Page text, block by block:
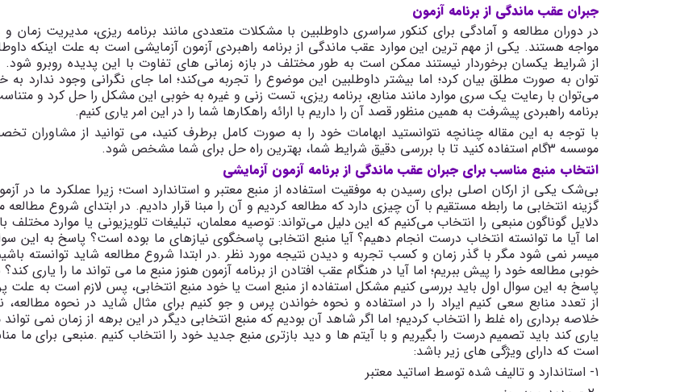
جبران عقب ماندگی از برنامه آزمون
در دوران مطالعه و آمادگی برای کنکور سراسری داوطلبین با مشکلات متعددی مانند برنامه ریزی، مدیریت زمان و
مواجه هستند. یکی از مهم ترین این موارد عقب ماندگی از برنامه راهبردی آزمون آزمایشی است به علت اینکه
از شرایط یکسان برخوردار نیستند ممکن است به طور مختلف در بازه زمانی های تفاوت با این پدیده روبرو
توان به صورت مطلق بیان کرد؛ اما بیشتر داوطلبین این موضوع را تجربه میکند؛ اما جای نگرانی وجود ندارد به
میتوان با رعایت یک سری موارد مانند منابع، برنامه ریزی، تست زنی و غیره به خوبی این مشکل را حل کرد و
برنامه راهبردی پیشرفت به همین منظور قصد آن را داریم با ارائه راهکارها شما را در این امر یاری کنیم.
با توجه به این مقاله چنانچه نتوانستید ابهامات خود را به صورت کامل برطرف کنید، می توانید از مشاوران
موسسه 3گام استفاده کنید تا با بررسی دقیق شرایط شما، بهترین راه حل برای شما مشخص شود.
انتخاب منبع مناسب برای جبران عقب ماندگی از برنامه آزمون آزمایشی
بیشک یکی از ارکان اصلی برای رسیدن به موفقیت استفاده از منبع معتبر و استاندارد است؛ زیرا عملکرد ما در
گزینه انتخابی ما رابطه مستقیم با آن چیزی دارد که مطالعه کردیم و آن را مبنا قرار دادیم. در ابتدای شروع مطالعه
دلایل گوناگون منبعی را انتخاب میکنیم که این دلیل میتواند: توصیه معلمان، تبلیغات تلویزیونی یا موارد مختلف
اما آیا ما توانسته انتخاب درست انجام دهیم؟ آیا منبع انتخابی پاسخگوی نیازهای ما بوده است؟ پاسخ به این
میسر نمی شود مگر با گذر زمان و کسب تجربه و دیدن نتیجه مورد نظر .در ابتدا شروع مطالعه شاید توانسته
خوبی مطالعه خود را پیش ببریم؛ اما آیا در هنگام عقب افتادن از برنامه آزمون هنوز منبع ما می تواند ما را یاری کند؟
پاسخ به این سوال اول باید بررسی کنیم مشکل استفاده از منبع است یا خود منبع انتخابی، پس لازم است به علت
از تعدد منابع سعی کنیم ایراد را در استفاده و نحوه خواندن پرس و جو کنیم برای مثال شاید در نحوه مطالعه،
خلاصه برداری راه غلط را انتخاب کردیم؛ اما اگر شاهد آن بودیم که منبع انتخابی دیگر در این برهه از زمان نمی تواند
یاری کند باید تصمیم درست را بگیریم و با آیتم ها و دید بازتری منبع جدید خود را انتخاب کنیم.منبعی برای ما
است که دارای ویژگی های زیر باشد:
۱- استاندارد و تالیف شده توسط اساتید معتبر